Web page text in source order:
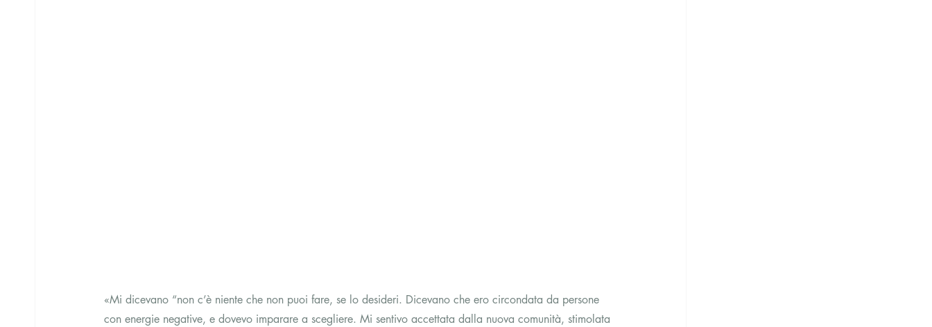
«Mi dicevano “non c’è niente che non puoi fare, se lo desideri. Dicevano che ero circondata da persone
con energie negative, e dovevo imparare a scegliere. Mi sentivo accettata dalla nuova comunità, stimolata